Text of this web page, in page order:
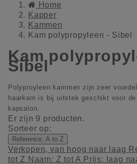
Home
Kapper
Kammen
Kam polypropyleen - Sibel
Kam
Sibel
Polyproyleen kammen zijn zeer
haarkam is bij uitstek geschikt voor
kapsalon.
Er zijn 9 producten.
Sorteer op:
Reference, A to Z
Verkopen, van hoog naar laag
tot Z Naam: Z tot A Prijs: laag